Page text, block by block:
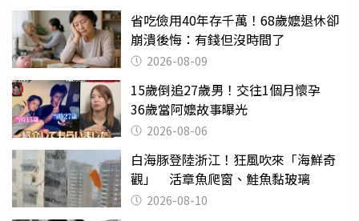
省吃儉用40年存千萬！68歲嬤退休卻
崩潰後悔：有錢但沒時間了
2026-08-09
15歲倒追27歲男！交往1個月懷孕
36歲當阿嬤故事曝光
2026-08-06
白海豚登陸浙江！狂風吹來「海鮮奇
觀」 活章魚爬窗、鮭魚黏玻璃
2026-08-10